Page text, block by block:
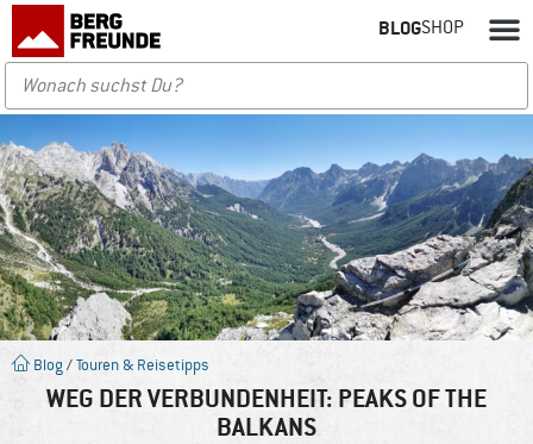
BLOGSHOP
Blog /Touren & Reisetipps
WEG DER VERBUNDENHEIT: PEAKS OF THE
BALKANS